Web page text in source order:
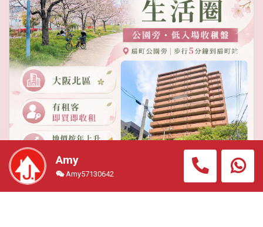
Amy
Amy57130642